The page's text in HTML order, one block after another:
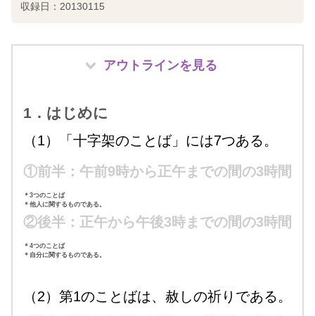
収録日：20130115
アウトラインを見る
1．はじめに
（1）「十字架のことば」には7つある。
①前半：午前9時から正午までの間の3時間
＊3つのことば
＊他人に関するものである。
②後半：正午から午後3時までの間の3時間
＊4つのことば
＊自分に関するものである。
（2）第1のことばは、赦しの祈りである。